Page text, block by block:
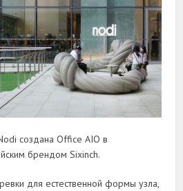
создана Office AIO в
брендом Sixinch.
для естественной формы узла,